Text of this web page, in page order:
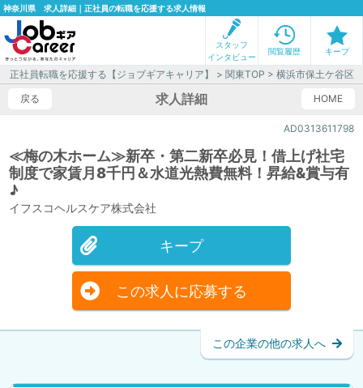
神奈川県 求人詳細｜正社員の転職を応援する求人情報
スタッフ
インタビュー
閲覧履歴 キープ
正社員転職を応援する【ジョブギアキャリア】 >関東TOP >横浜市保土ケ谷区
戻る
HOME
求人詳細
AD0313611798
≪梅の木ホーム≫新卒・第二新卒必見！借上げ社宅
制度で家賃月8千円＆水道光熱費無料！昇給&賞与有
♪
イフスコヘルスケア株式会社
キープ
この求人に応募する
この企業の他の求人へ